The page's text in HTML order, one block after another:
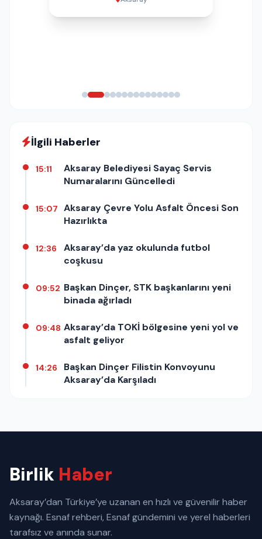
İlgili Haberler
15:11
Aksaray Belediyesi Sayaç Servis
Numaralarını Güncelledi
15:07
Aksaray Çevre Yolu Asfalt Öncesi Son
Hazırlıkta
12:36
Aksaray’da yaz okulunda futbol
coşkusu
09:52 Başkan Dinçer, STK başkanlarını yeni
binada ağırladı
09:48 Aksaray’da TOKİ bölgesine yeni yol ve
asfalt geliyor
14:26
Başkan Dinçer Filistin Konvoyunu
Aksaray’da Karşıladı
Birlik Haber
Aksaray’dan Türkiye’ye uzanan en hızlı ve güvenilir haber
kaynağı. Esnaf rehberi, Esnaf gündemini ve yerel haberleri
tarafsız ve anında sunar.